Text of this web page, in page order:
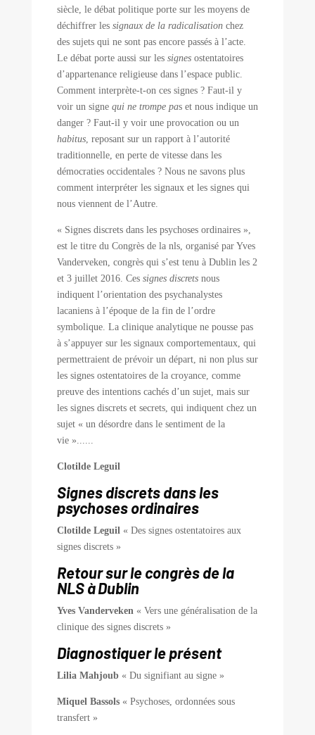
siècle, le débat politique porte sur les moyens de
déchiffrer les signaux de la radicalisationchez
des sujets qui ne sont pas encore passés à l’acte.
Le débat porte aussi sur les signes ostentatoires
d’appartenance religieuse dans l’espace public.
Comment interprète-t-on ces signes ? Faut-il y
voir un signe qui ne trompe pas et nous indique un
danger ? Faut-il y voir une provocation ou un
habitus, reposant sur un rapport à l’autorité
traditionnelle, en perte de vitesse dans les
démocraties occidentales ? Nous ne savons plus
comment interpréter les signaux et les signes qui
nous viennent de l’Autre.
« Signes discrets dans les psychoses ordinaires »,
est le titre du Congrès de la nls, organisé par Yves
Vanderveken, congrès qui s’est tenu à Dublin les 2
et 3 juillet 2016. Ces signes discretsnous
indiquent l’orientation des psychanalystes
lacaniens à l’époque de la fin de l’ordre
symbolique. La clinique analytique ne pousse pas
à s’appuyer sur les signaux comportementaux, qui
permettraient de prévoir un départ, ni non plus sur
les signes ostentatoires de la croyance, comme
preuve des intentions cachés d’un sujet, mais sur
les signes discrets et secrets, qui indiquent chez un
sujet « un désordre dans le sentiment de la
vie »......
Clotilde Leguil
Signes discrets dans les
psychoses ordinaires
Clotilde Leguil« Des signes ostentatoires aux
signes discrets »
Retour sur le congrès de la
NLS à Dublin
Yves Vanderveken« Vers une généralisation de la
clinique des signes discrets »
Diagnostiquer le présent
Lilia Mahjoub« Du signifiant au signe »
Miquel Bassols« Psychoses, ordonnées sous
transfert »